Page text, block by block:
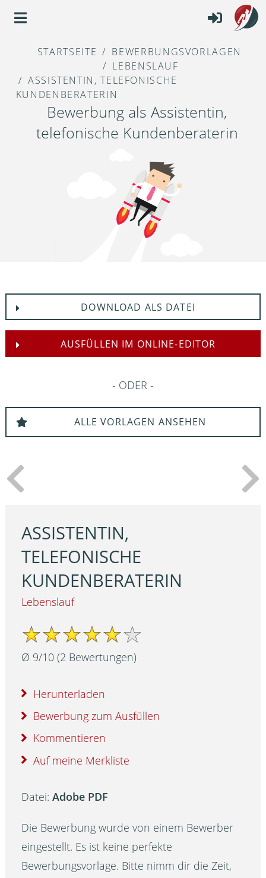
STARTSEITE
BEWERBUNGSVORLAGEN
LEBENSLAUF
ASSISTENTIN, TELEFONISCHE
KUNDENBERATERIN
Bewerbung als Assistentin,
telefonische Kundenberaterin
DOWNLOAD ALS DATEI
AUSFÜLLEN IM ONLINE-EDITOR
ODER
ALLE VORLAGEN ANSEHEN
ASSISTENTIN,
TELEFONISCHE
KUNDENBERATERIN
Lebenslauf
Ø 9/10 (2 Bewertungen)
Herunterladen
Bewerbung zum Ausfüllen
Kommentieren
Auf meine Merkliste
Datei:Adobe PDF
Die Bewerbung wurde von einem Bewerber
eingestellt. Es ist keine perfekte
Bewerbungsvorlage. Bitte nimm dir die Zeit,